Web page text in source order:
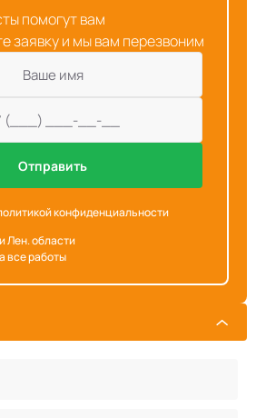
помогут вам
заявку и мы вам перезвоним
Отправить
конфиденциальности
Лен. области
все работы